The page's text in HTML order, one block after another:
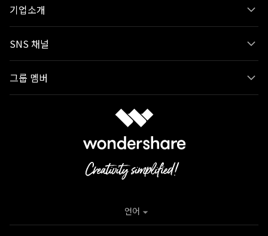
기업소개
SNS 채널
그룹 멤버
언어